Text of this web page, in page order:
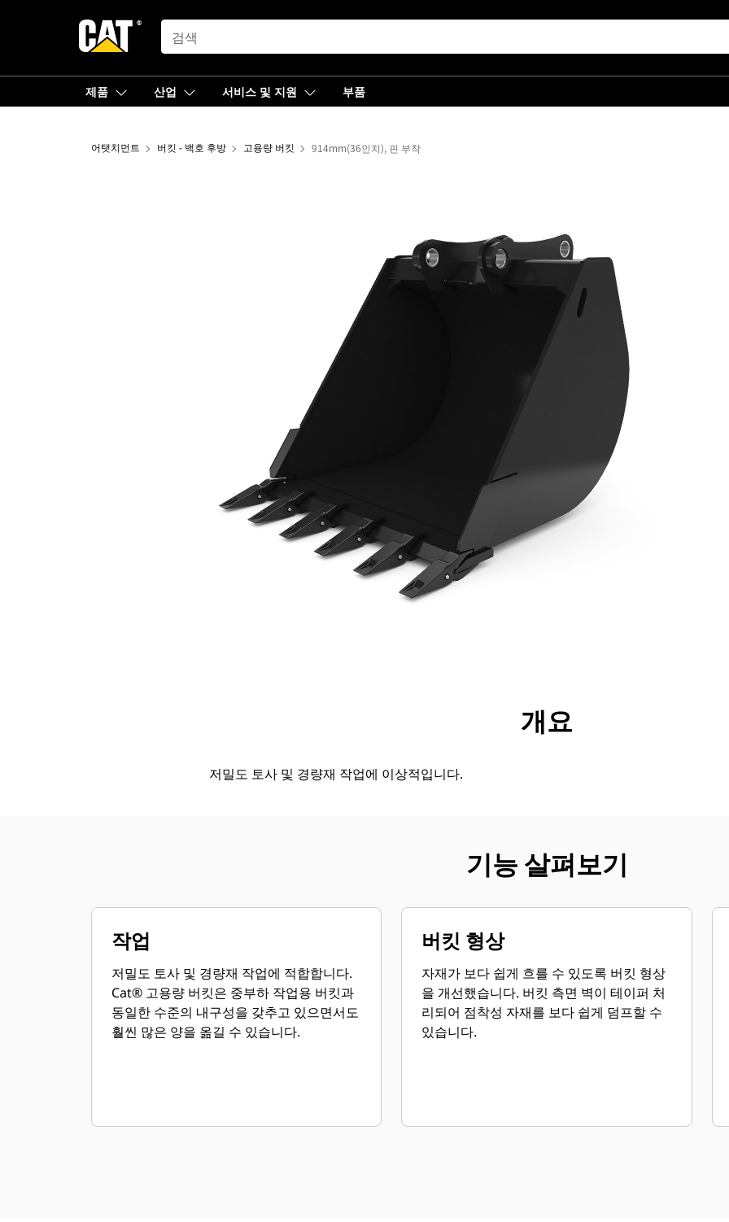
SEARCH
제품 산업 서비스 및 지원 부품
어탯치먼트 버킷 - 백호 후방 고용량 버킷 914mm(36인치), 핀 부착
투어
개요
저밀도 토사 및 경량재 작업에 이상적입니다.
기능 살펴보기
작업
저밀도 토사 및 경량재 작업에 적합합니다.
Cat® 고용량 버킷은 중부하 작업용 버킷과
동일한 수준의 내구성을 갖추고 있으면서도
훨씬 많은 양을 옮길 수 있습니다.
버킷 형상
자재가 보다 쉽게 흐를 수 있도록 버킷 형상
을 개선했습니다. 버킷 측면 벽이 테이퍼 처
리되어 점착성 자재를 보다 쉽게 덤프할 수
있습니다.